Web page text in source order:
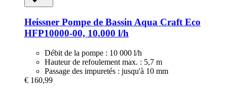
Heissner Pompe de Bassin Aqua Craft Eco
HFP10000-​00, 10.000 l/h
Débit de la pompe : 10 000 l/h
Hauteur de refoulement max. : 5,7 m
Passage des impuretés : jusqu'à 10 mm
€ 160,99